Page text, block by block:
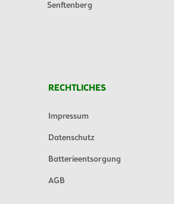
Senftenberg
RECHTLICHES
Impressum
Datenschutz
Batterieentsorgung
AGB